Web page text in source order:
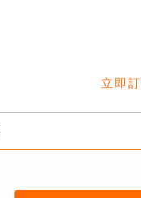
立即